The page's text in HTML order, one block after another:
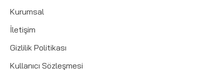
Kurumsal
İletişim
Gizlilik Politikası
Kullanıcı Sözleşmesi